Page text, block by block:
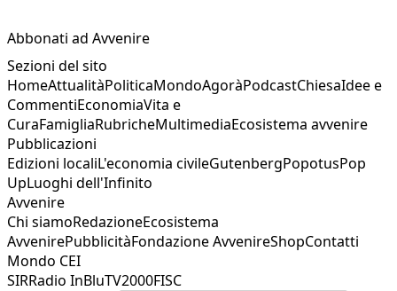
Abbonati ad Avvenire
Sezioni del sito
HomeAttualitàPoliticaMondoAgoràPodcastChiesaIdee e
CommentiEconomiaVita e
CuraFamigliaRubricheMultimediaEcosistema avvenire
Pubblicazioni
Edizioni localiL'economia civileGutenbergPopotusPop
UpLuoghi dell'Infinito
Avvenire
Chi siamoRedazioneEcosistema
AvvenirePubblicitàFondazione AvvenireShopContatti
Mondo CEI
SIRRadio InBluTV2000FISC